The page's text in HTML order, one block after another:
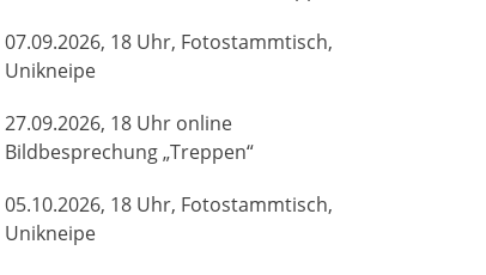
07.09.2026, 18 Uhr, Fotostammtisch,
Unikneipe
27.09.2026, 18 Uhr online
Bildbesprechung „Treppen“
05.10.2026, 18 Uhr, Fotostammtisch,
Unikneipe